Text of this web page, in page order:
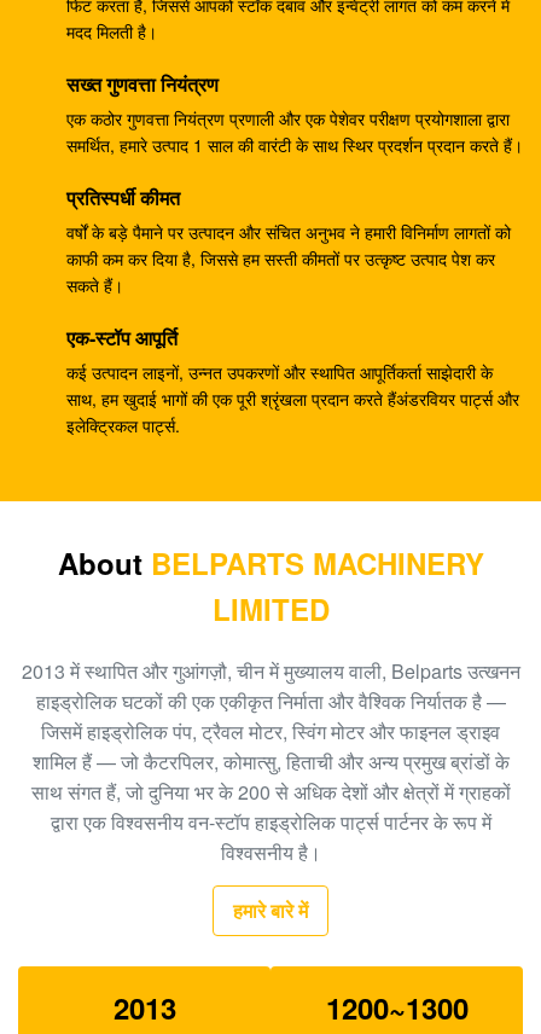
लिए वाणिज्यिक राम पंप
खुदाई करने वाला EC240B छोटा गियर रिडक्शन बॉक्स
14528735 V0E14575732 SA7117-34050
708-25-04014 औद्योगिक गियर पंप, खुदाई पीसी200-5 के लिए
खुदाई पीसी200-3 हाइड्रोलिक गियर पंप 708-25-0106410
खुदाई करने वाला ZX200 9233687 ट्रैवल गियरबॉक्स,
पीसी200-6 पीसी200-7 गियर स्पीड रेड्यूसर, मोटर रेड्यूसर
गियरबॉक्स 20Y-27-00301
GM38VB-A-79-131 SK200-8 SK210-8 . के लिए अंतिम
A8VO200 DH420
708-1L-00413 हाइड्रोलिक गियर पंप, एचपीवी 95 हाइड्रोलिक
खुदाई करने वाला HPV160 हाइड्रोलिक बाहरी गियर पंप 704-23-
30601
EC210 EC240 खुदाई मुख्य नियंत्रण वाल्व VOE14532821
PC300-6 खुदाई गियर प्रकार हाइड्रोलिक पंप PHV132 708-
१०० नया ईसी२९०बीएलसी खुदाई नियंत्रण वाल्व १४५११४३९
मदद मिलती है।
सख्त गुणवत्ता नियंत्रण
एक कठोर गुणवत्ता नियंत्रण प्रणाली और एक पेशेवर परीक्षण प्रयोगशाला द्वारा
समर्थित, हमारे उत्पाद 1 साल की वारंटी के साथ स्थिर प्रदर्शन प्रदान करते हैं।
प्रतिस्पर्धी कीमत
वर्षों के बड़े पैमाने पर उत्पादन और संचित अनुभव ने हमारी विनिर्माण लागतों को
काफी कम कर दिया है, जिससे हम सस्ती कीमतों पर उत्कृष्ट उत्पाद पेश कर
सकते हैं।
एक-स्टॉप आपूर्ति
कई उत्पादन लाइनों, उन्नत उपकरणों और स्थापित आपूर्तिकर्ता साझेदारी के
साथ, हम खुदाई भागों की एक पूरी श्रृंखला प्रदान करते हैंअंडरवियर पार्ट्स और
इलेक्ट्रिकल पार्ट्स.
About BELPARTS MACHINERY
LIMITED
2013 में स्थापित और गुआंगज़ौ, चीन में मुख्यालय वाली, Belparts उत्खनन
हाइड्रोलिक घटकों की एक एकीकृत निर्माता और वैश्विक निर्यातक है —
जिसमें हाइड्रोलिक पंप, ट्रैवल मोटर, स्विंग मोटर और फाइनल ड्राइव
शामिल हैं — जो कैटरपिलर, कोमात्सु, हिताची और अन्य प्रमुख ब्रांडों के
साथ संगत हैं, जो दुनिया भर के 200 से अधिक देशों और क्षेत्रों में ग्राहकों
द्वारा एक विश्वसनीय वन-स्टॉप हाइड्रोलिक पार्ट्स पार्टनर के रूप में
विश्वसनीय है।
हमारे बारे में
2013 1200~1300